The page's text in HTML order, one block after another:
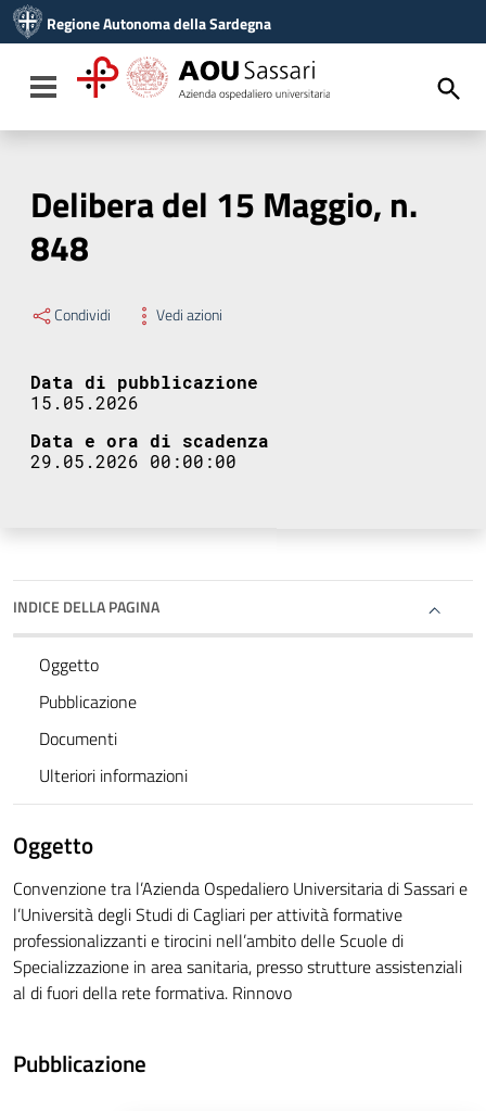
Vai al menu di navigazione
Vai al footer
Regione Autonoma della Sardegna
Toggle navigation
Delibera del 15 Maggio, n.
848
Condividi Vedi azioni
Data di pubblicazione
15.05.2026
Data e ora di scadenza
29.05.2026 00:00:00
INDICE DELLA PAGINA
Oggetto
Pubblicazione
Documenti
Ulteriori informazioni
Oggetto
Convenzione tra l’Azienda Ospedaliero Universitaria di Sassari e
l’Università degli Studi di Cagliari per attività formative
professionalizzanti e tirocini nell’ambito delle Scuole di
Specializzazione in area sanitaria, presso strutture assistenziali
al di fuori della rete formativa. Rinnovo
Pubblicazione